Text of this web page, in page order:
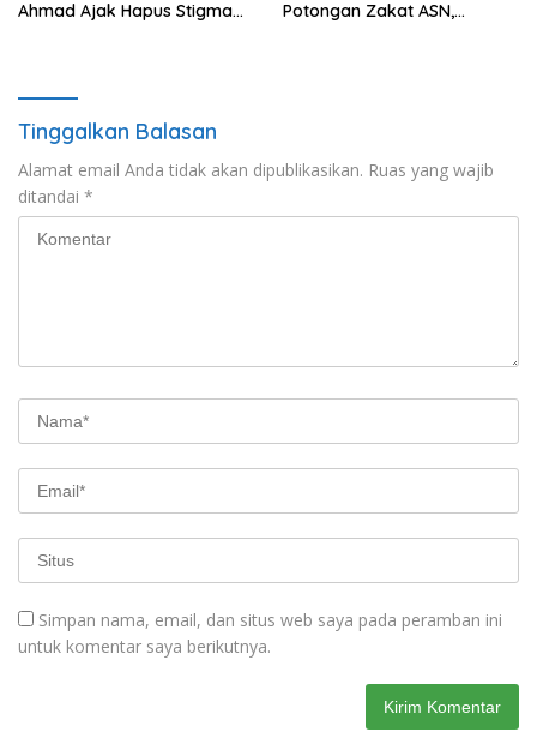
Ahmad Ajak Hapus Stigma
Potongan Zakat ASN,
Tinggalkan Balasan
Alamat email Anda tidak akan dipublikasikan. Ruas yang wajib
ditandai *
Simpan nama, email, dan situs web saya pada peramban ini
untuk komentar saya berikutnya.